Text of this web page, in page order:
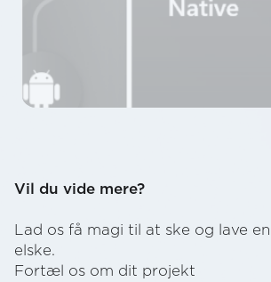
Vil du vide mere?
Lad os få magi til at ske og lave
elske.
Fortæl os om dit projekt